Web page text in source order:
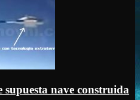
nave construida